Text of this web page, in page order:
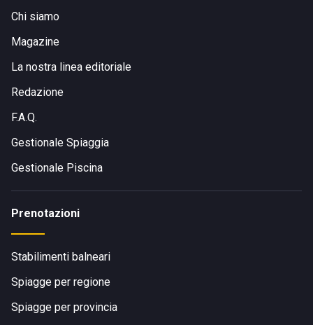
Chi siamo
Magazine
La nostra linea editoriale
Redazione
F.A.Q.
Gestionale Spiaggia
Gestionale Piscina
Prenotazioni
Stabilimenti balneari
Spiagge per regione
Spiagge per provincia